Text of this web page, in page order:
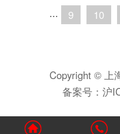
··· 9 10
Copyright © 上
备案号： 沪